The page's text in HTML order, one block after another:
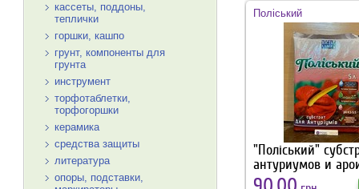
кассеты, поддоны,
теплички
горшки, кашпо
грунт, компоненты для
грунта
инструмент
торфотаблетки,
торфогоршки
керамика
средства защиты
литература
опоры, подставки,
Поліський
"Поліський"
антуриумов и